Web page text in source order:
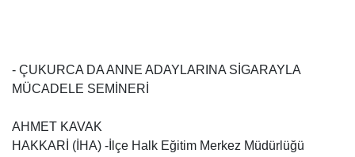
- ÇUKURCA DA ANNE ADAYLARINA SİGARAYLA
MÜCADELE SEMİNERİ
AHMET KAVAK
HAKKARİ (İHA) -İlçe Halk Eğitim Merkez Müdürlüğü